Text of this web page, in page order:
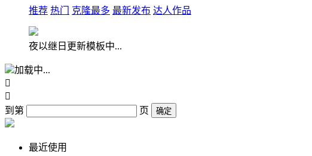
推荐 热门 克隆最多 最新发布 达人作品
夜以继日更新模板中...
加载中...


到第
页 确定
最近使用